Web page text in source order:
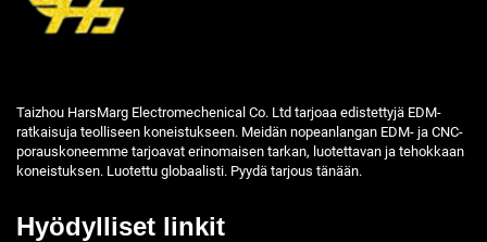
Taizhou HarsMarg Electromechenical Co. Ltd tarjoaa edistettyjä EDM-
ratkaisuja teolliseen koneistukseen. Meidän nopeanlangan EDM- ja CNC-
porauskoneemme tarjoavat erinomaisen tarkan, luotettavan ja tehokkaan
koneistuksen. Luotettu globaalisti. Pyydä tarjous tänään.
Hyödylliset linkit